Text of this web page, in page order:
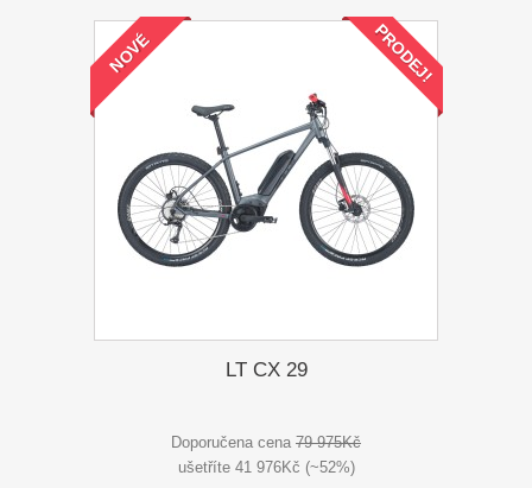
NOVÉ PRODEJ!
LT CX 29
Doporučena cena 79 975Kč
ušetříte 41 976Kč (~52%)